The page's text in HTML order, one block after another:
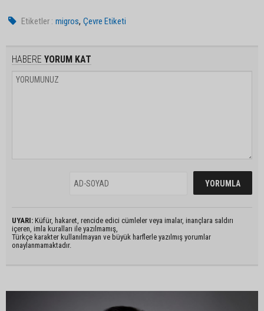
Etiketler : migros,Çevre Etiketi
HABERE YORUM KAT
UYARI: Küfür, hakaret, rencide edici cümleler veya imalar, inançlara saldırı
içeren, imla kuralları ile yazılmamış,
Türkçe karakter kullanılmayan ve büyük harflerle yazılmış yorumlar
onaylanmamaktadır.